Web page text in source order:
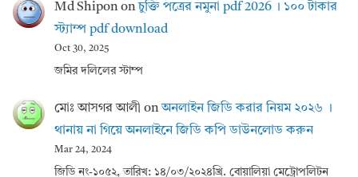
Md Shipononচুক্তি পত্রের নমুনা pdf 2026 । ১০০ টাকার
স্ট্যাম্প pdf download
Oct 30, 2025
জমির দলিলের স্টাম্প
মোঃ আসগর আলী onঅনলাইন জিডি করার নিয়ম ২০২৬ ।
থানায় না গিয়ে অনলাইনে জিডি কপি ডাউনলোড করুন
Mar 24, 2024
জিডি নং-১০৫২, তারিখ: ১৪/০৩/২০২৪খ্রি. বোয়ালিয়া মেট্রোপলিটন